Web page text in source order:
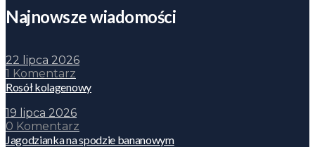
Najnowsze wiadomości
22 lipca 2026
1 Komentarz
Rosół kolagenowy
19 lipca 2026
0 Komentarz
Jagodzianka na spodzie bananowym